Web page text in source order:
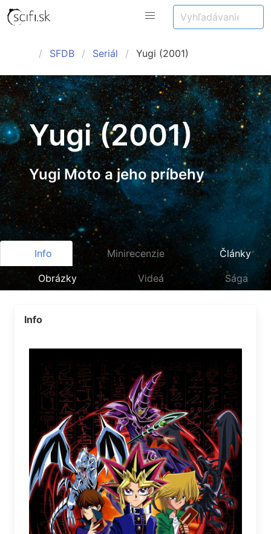
SFDB Seriál Yugi (2001)
Yugi (2001)
Yugi Moto a jeho príbehy
Info Minirecenzie Články
Obrázky Videá Sága
Info